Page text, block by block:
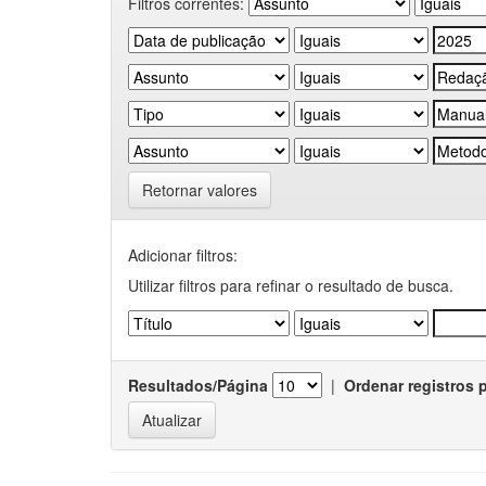
Retornar valores
Adicionar filtros:
Utilizar filtros para refinar o resultado de busca.
Resultados/Página | Ordenar registros